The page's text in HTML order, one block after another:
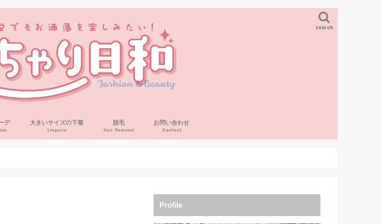
search
デ 大きいサイズの下着
Lingerie
脱毛
Hair Removal
お問い合わせ
Contact
Profile